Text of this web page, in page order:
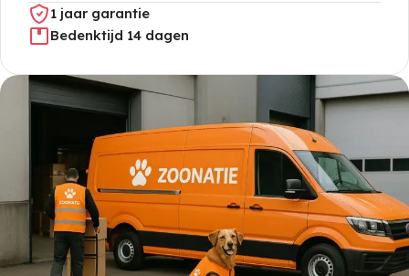
1 jaar garantie
Bedenktijd 14 dagen